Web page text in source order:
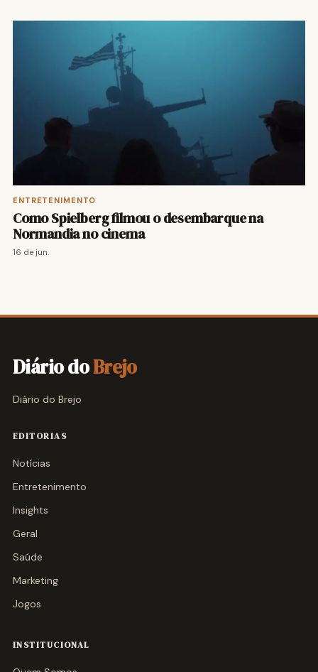
ENTRETENIMENTO
Como Spielberg filmou o desembarque na
Normandia no cinema
16 de jun.
Diário doBrejo
Diário do Brejo
EDITORIAS
Notícias
Entretenimento
Insights
Geral
Saúde
Marketing
Jogos
INSTITUCIONAL